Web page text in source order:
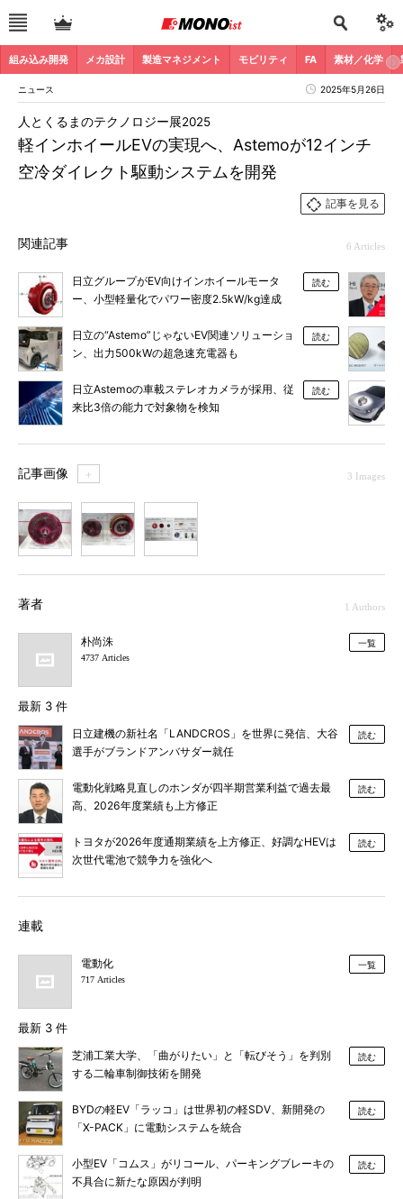
組み込み開発 メカ設計 製造マネジメント モビリティ FA 素材／化学
ニュース 2025年5月26日
軽インホイールEVの実現へ、Astemoが12インチ
空冷ダイレクト駆動システムを開発
人とくるまのテクノロジー展2025
記事を見る
関連記事 6 Articles
日立グループがEV向けインホイールモータ
ー、小型軽量化でパワー密度2.5kW/kg達成
読む
日立の“Astemo”じゃないEV関連ソリューショ
ン、出力500kWの超急速充電器も
読む
日立Astemoの車載ステレオカメラが採用、従
来比3倍の能力で対象物を検知
読む
記事画像 ＋ 3 Images
著者 1 Authors
朴尚洙
4737 Articles
一覧
最新 3 件
日立建機の新社名「LANDCROS」を世界に発信、大谷
選手がブランドアンバサダー就任
読む
電動化戦略見直しのホンダが四半期営業利益で過去最
高、2026年度業績も上方修正
読む
トヨタが2026年度通期業績を上方修正、好調なHEVは
次世代電池で競争力を強化へ
読む
連載
電動化
717 Articles
一覧
最新 3 件
芝浦工業大学、「曲がりたい」と「転びそう」を判別
する二輪車制御技術を開発
読む
BYDの軽EV「ラッコ」は世界初の軽SDV、新開発の
「X-PACK」に電動システムを統合
読む
小型EV「コムス」がリコール、パーキングブレーキの
不具合に新たな原因が判明
読む